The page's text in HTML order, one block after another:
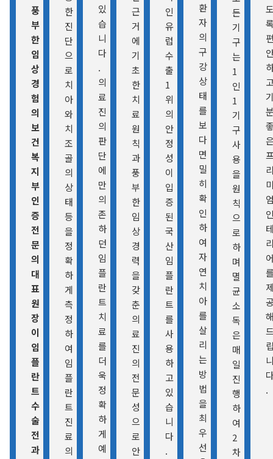
풍
부
한
임
상
경
험
의
보
건
복
지
부
인
증
전
문
의
대
표
원
장
이
임
플
란
트
수
술
전
과
한
진
단
으
로
치
아
와
치
조
골
의
상
태
등
을
정
확
하
게
측
정
하
여
임
플
란
트
진
료
의
있
습
니
다
.
의
료
진
의
판
단
에
만
의
존
하
던
임
플
란
트
치
료
를
더
욱
정
확
하
게
예
근
거
에
기
초
한
치
료
원
칙
과
풍
부
한
임
상
경
력
을
갖
춘
의
료
진
의
전
문
성
으
로
안
인
유
럽
수
출
1
위
의
안
정
성
이
입
증
된
국
산
임
플
란
트
를
사
용
하
고
있
습
니
다
.
환
자
의
구
강
상
태
를
보
다
면
밀
히
확
인
하
여
자
연
치
아
를
살
리
는
방
법
을
최
우
선
든
기
구
는
1
인
1
기
구
사
용
을
원
칙
으
로
하
며
멸
균
소
독
은
매
일
진
행
하
여
2
차
.